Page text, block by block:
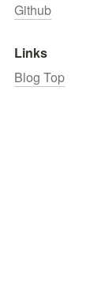
Github
Links
Blog Top